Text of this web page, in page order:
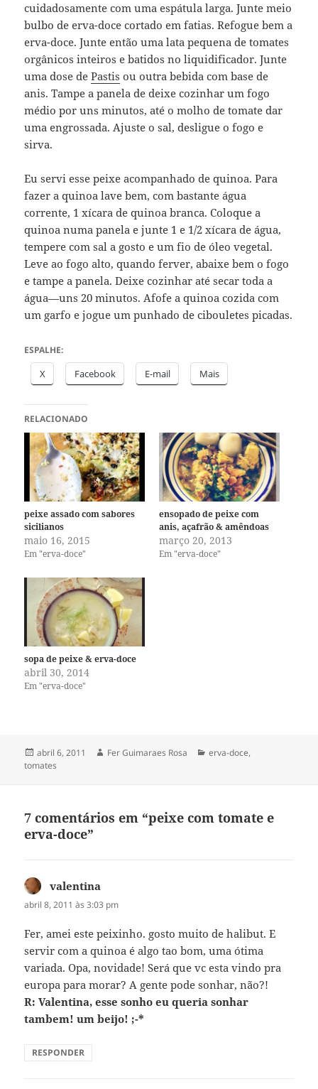
cuidadosamente com uma espátula larga. Junte meio
bulbo de erva-doce cortado em fatias. Refogue bem a
erva-doce. Junte então uma lata pequena de tomates
orgânicos inteiros e batidos no liquidificador. Junte
uma dose dePastis ou outra bebida com base de
anis. Tampe a panela de deixe cozinhar um fogo
médio por uns minutos, até o molho de tomate dar
uma engrossada. Ajuste o sal, desligue o fogo e
sirva.
Eu servi esse peixe acompanhado de quinoa. Para
fazer a quinoa lave bem, com bastante água
corrente, 1 xícara de quinoa branca. Coloque a
quinoa numa panela e junte 1 e 1/2 xícara de água,
tempere com sal a gosto e um fio de óleo vegetal.
Leve ao fogo alto, quando ferver, abaixe bem o fogo
e tampe a panela. Deixe cozinhar até secar toda a
água—uns 20 minutos. Afofe a quinoa cozida com
um garfo e jogue um punhado de cibouletes picadas.
ESPALHE:
X Facebook E-mail Mais
RELACIONADO
peixe assado com sabores
sicilianos
maio 16, 2015
Em "erva-doce"
ensopado de peixe com
anis, açafrão & amêndoas
março 20, 2013
Em "erva-doce"
sopa de peixe & erva-doce
abril 30, 2014
Em "erva-doce"
Publicado
em
abril 6, 2011 Autor
Fer Guimaraes Rosa Categorias
erva-doce,
tomates
7 comentários em “peixe com tomate e
erva-doce”
valentina
abril 8, 2011 às 3:03 pm
Fer, amei este peixinho. gosto muito de halibut. E
servir com a quinoa é algo tao bom, uma ótima
variada. Opa, novidade! Será que vc esta vindo pra
europa para morar? A gente pode sonhar, não?!
R: Valentina, esse sonho eu queria sonhar
tambem! um beijo! ;-*
RESPONDER